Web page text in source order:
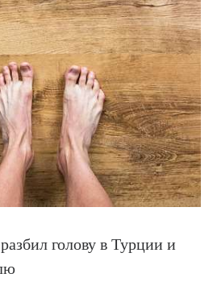
голову в Турции и